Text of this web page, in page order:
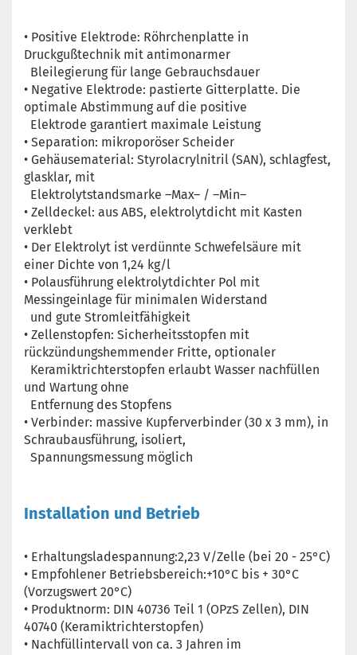
• Positive Elektrode: Röhrchenplatte in
Druckgußtechnik mit antimonarmer
Bleilegierung für lange Gebrauchsdauer
• Negative Elektrode: pastierte Gitterplatte. Die
optimale Abstimmung auf die positive
Elektrode garantiert maximale Leistung
• Separation: mikroporöser Scheider
• Gehäusematerial: Styrolacrylnitril (SAN), schlagfest,
glasklar, mit
Elektrolytstandsmarke –Max– / –Min–
• Zelldeckel: aus ABS, elektrolytdicht mit Kasten
verklebt
• Der Elektrolyt ist verdünnte Schwefelsäure mit
einer Dichte von 1,24 kg/l
• Polausführung elektrolytdichter Pol mit
Messingeinlage für minimalen Widerstand
und gute Stromleitfähigkeit
• Zellenstopfen: Sicherheitsstopfen mit
rückzündungshemmender Fritte, optionaler
Keramiktrichterstopfen erlaubt Wasser nachfüllen
und Wartung ohne
Entfernung des Stopfens
• Verbinder: massive Kupferverbinder (30 x 3 mm), in
Schraubausführung, isoliert,
Spannungsmessung möglich
Installation und Betrieb
• Erhaltungsladespannung:2,23 V/Zelle (bei 20 - 25°C)
• Empfohlener Betriebsbereich:+10°C bis + 30°C
(Vorzugswert 20°C)
• Produktnorm: DIN 40736 Teil 1 (OPzS Zellen), DIN
40740 (Keramiktrichterstopfen)
• Nachfüllintervall von ca. 3 Jahren im